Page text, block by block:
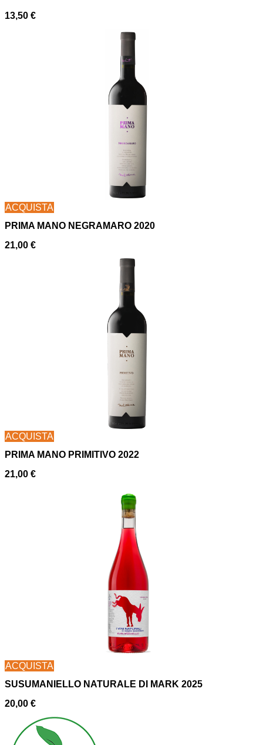
13,50 €
ACQUISTA
PRIMA MANO NEGRAMARO 2020
21,00 €
ACQUISTA
PRIMA MANO PRIMITIVO 2022
21,00 €
ACQUISTA
SUSUMANIELLO NATURALE DI MARK 2025
20,00 €